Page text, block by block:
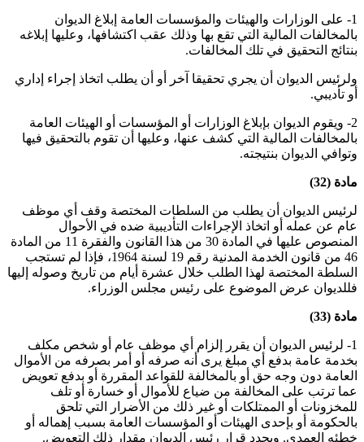
1- على الوزارات والهيئات والمؤسسات العامة إبلاغ الديوان
بالمخالفات المالية التي تقع بها وذلك عقب اكتشافها، وعليها إبلاغه
بنتائج التحقيق في تلك المخالفات.
ولرئيس الديوان أن يجري تحقيقا آخر أو أن يطلب اتخاذ إجراء إداري
أو تأديبي.
2- ويقوم الديوان بإبلاغ الوزارات أو المؤسسات أو الهيئات العامة
بالمخالفات المالية التي كشف عنها، وعليها أن تقوم بالتحقيق فيها
وتوافي الديوان بنتيجته.
مادة (32)
لرئيس الديوان أن يطلب من السلطات المختصة وقف أي موظف
عام عن عمله أو اتخاذ الإجراءات التأديبية ضده في الأحوال
المنصوص عليها في المادة 30 من هذا القانون والفقرة 11 من المادة
46 من قانون الخدمة المدنية رقم 19 لسنة 1964، فإذا لم تستجب
السلطة المختصة لهذا الطلب خلال عشرة أيام من تاريخ وصوله إليها
فللديوان عرض الموضوع على رئيس مجلس الوزراء.
مادة (33)
1- لرئيس الديوان أن يقرر إلزام أي موظف عام أو شخص مكلف
بخدمة عامة بدفع أي مبلغ يرى أنه صرفه أو أمر بصرفه من الأموال
العامة دون وجه حق أو بالمخالفة للقواعد المقررة أو بدفع تعويض
عما ترتب على المخالفة من ضياع للأموال أو خسارة أو تلف
للمخزونات أو الممتلكات أو غير ذلك من الأضرار التي تلحق
بالحكومة أو بإحدى الهيئات أو المؤسسات العامة بسبب إهماله أو
خطئه العمدي. ويحدد قرار رئيس الديوان مقدار ذلك التعويض.